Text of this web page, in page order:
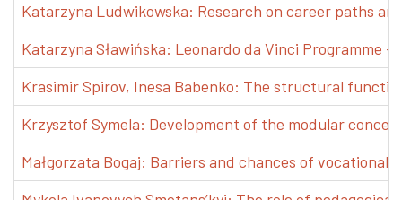
Katarzyna Ludwikowska: Research on career paths
Katarzyna Sławińska: Leonardo da Vinci Programme
Krasimir Spirov, Inesa Babenko: The structural
Krzysztof Symela: Development of the modular
Małgorzata Bogaj: Barriers and chances of vocational